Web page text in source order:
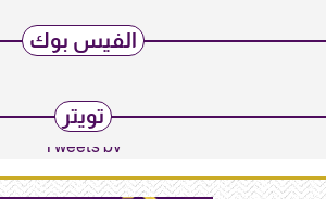
الفيس بوك
تويتر
Tweets by